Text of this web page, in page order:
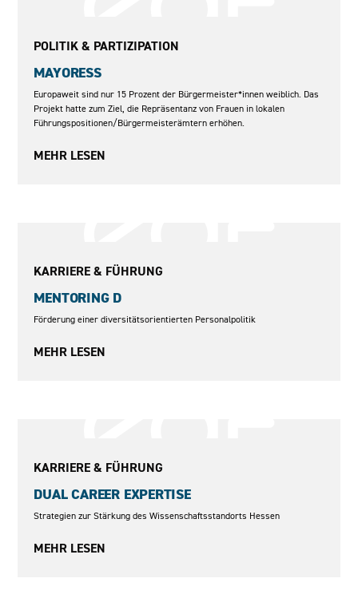
POLITIK & PARTIZIPATION
MAYORESS
Europaweit sind nur 15 Prozent der Bürgermeister*innen weiblich. Das
Projekt hatte zum Ziel, die Repräsentanz von Frauen in lokalen
Führungspositionen/Bürgermeisterämtern erhöhen.
MEHR LESEN
KARRIERE & FÜHRUNG
MENTORING D
Förderung einer diversitätsorientierten Personalpolitik
MEHR LESEN
KARRIERE & FÜHRUNG
DUAL CAREER EXPERTISE
Strategien zur Stärkung des Wissenschaftsstandorts Hessen
MEHR LESEN